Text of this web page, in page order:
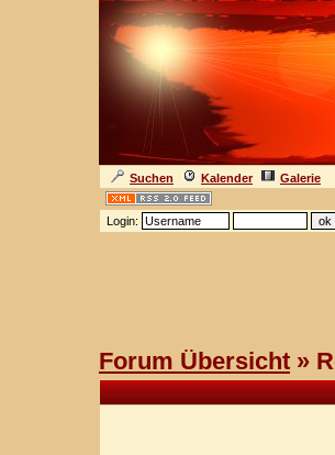
Suchen Kalender
Galerie
Login:
Forum Übersicht »